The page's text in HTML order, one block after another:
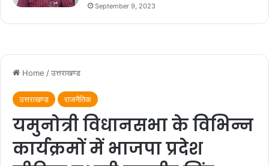
September 9, 2023